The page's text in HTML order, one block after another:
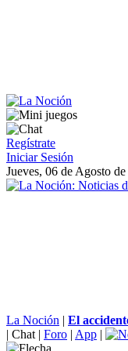
Regístrate
Iniciar Sesión
Jueves, 06 de Agosto
La Noción | El
| Chat | Foro | App |